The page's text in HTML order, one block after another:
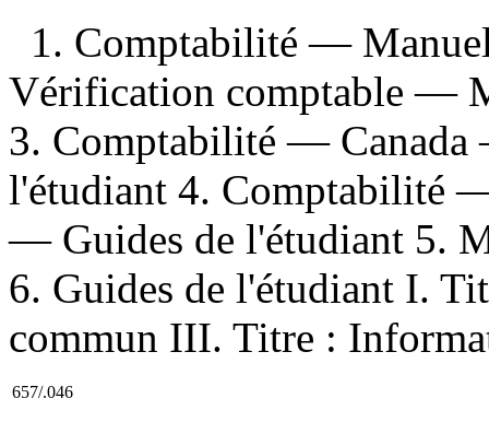
1. Comptabilité —
Vérification comptable —
3. Comptabilité —
l'étudiant 4. Comptabilité
— Guides de l'étudiant 5.
6. Guides de l'étudiant I.
commun III. Titre :
657/.046